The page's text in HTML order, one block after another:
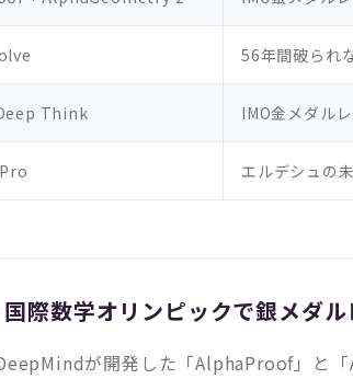
56年間破られ
Think IMO金メダル
エルデシュの
数学オリンピックで銀メダル
が開発した「AlphaProof」と